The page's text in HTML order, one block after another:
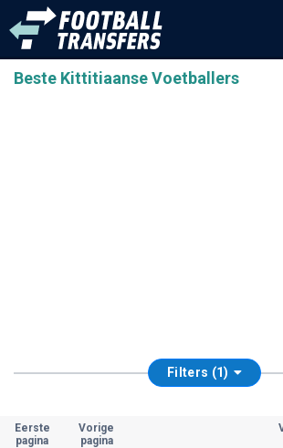
Beste Kittitiaanse Voetballers
Filters (1)
Eerste
pagina
Vorige
pagina